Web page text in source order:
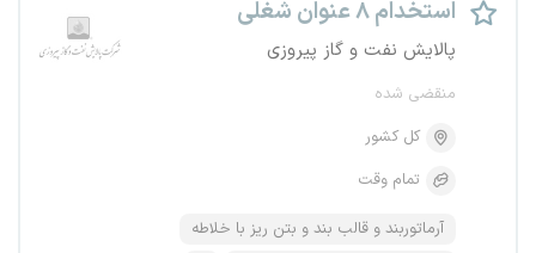
استخدام ۸ عنوان شغلی
پالایش نفت و گاز پیروزی
منقضی شده
کل کشور
تمام وقت
آرماتوربند و قالب بند و بتن ریز با خلاطه